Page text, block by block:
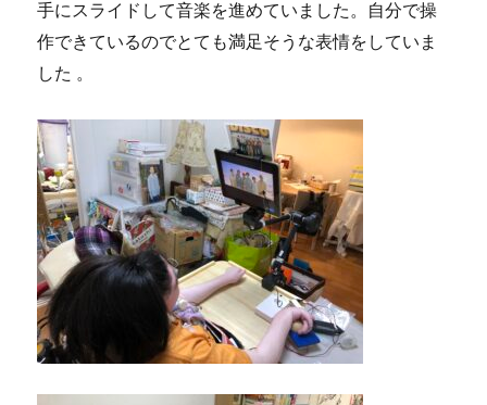
手にスライドして音楽を進めていました。自分で操
作できているのでとても満足そうな表情をしていま
した 。